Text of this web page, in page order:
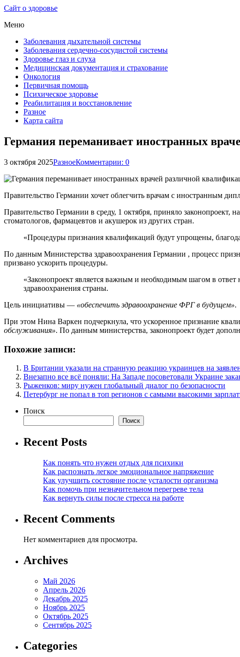
Сайт о здоровье
Меню
Заболевания дыхательной системы
Заболевания сердечно-сосудистой системы
Здоровье глаз и слуха
Медицинская документация и страхование
Онкология
Первичная помощь
Психическое здоровье
Реабилитация и восстановление
Разное
Карта сайта
Германия переманивает иностранных
3 октября 2025РазноеКомментарии: 0
Правительство Германии хочет облегчить врачам с иностранным
Правительство Германии в среду, 1 октября, приняло
стоматологов, фармацевтов и акушерок из других стран.
«Процедуры признания квалификаций будут упрощены,
По данным Министерства здравоохранения Германии , процесс
призвано ускорить процедуры.
«Законопроект является важным и необходимым шагом в
здравоохранения страны.
Цель инициативы — «обеспечить здравоохранение ФРГ в будущем».
При этом Нина Варкен подчеркнула, что ускоренное признание
обслуживания». По данным министерства, законопроект будет
Похожие записи:
В Британии указали на странную реакцию украинцев на
Внезапно все всё поняли: На Западе посоветовали Украине
Рыженков: миру нужен глобальный диалог по безопасности
Петербург не попал в топ регионов с самыми высокими
Поиск
Поиск
Recent Posts
Как понять что нужен отдых для психики
Как распознать легкое эмоциональное напряжение
Как улучшить состояние после усталости организма
Как помочь при незначительном перегреве тела
Как вернуть силы после стресса на работе
Recent Comments
Нет комментариев для просмотра.
Archives
Май 2026
Апрель 2026
Декабрь 2025
Ноябрь 2025
Октябрь 2025
Сентябрь 2025
Categories